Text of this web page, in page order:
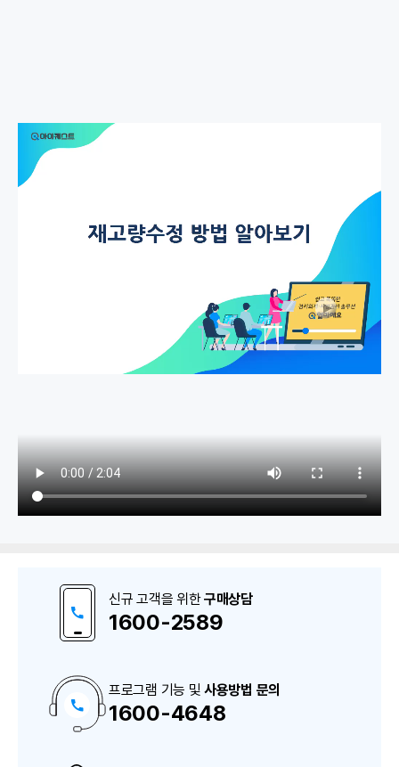
수불내역 확인
의료기기 공급내역보고 (UDI)
로트/시리얼번호 수불내역
구
매
신규 고객을 위한구매상담
1600-2589
프로그램 기능 및 사용방법 문의
1600-4648